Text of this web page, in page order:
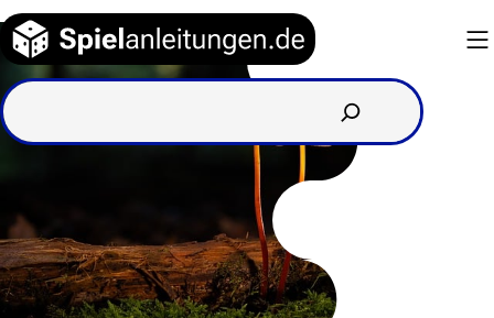
Zum
Inhalt
springen